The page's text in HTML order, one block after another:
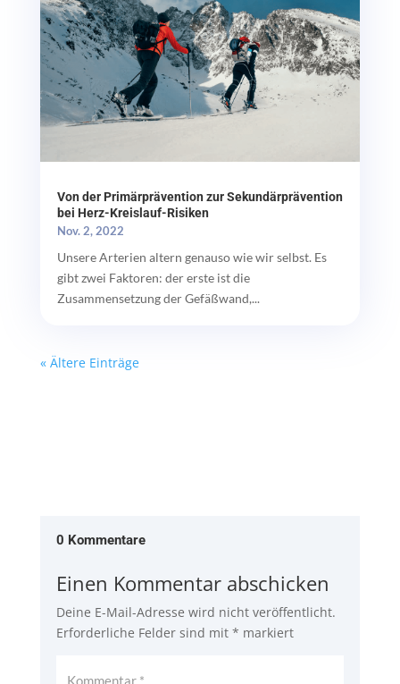
Von der Primärprävention zur Sekundärprävention
bei Herz-Kreislauf-Risiken
Nov. 2, 2022
Unsere Arterien altern genauso wie wir selbst. Es
gibt zwei Faktoren: der erste ist die
Zusammensetzung der Gefäßwand,...
« Ältere Einträge
0 Kommentare
Einen Kommentar abschicken
Deine E-Mail-Adresse wird nicht veröffentlicht.
Erforderliche Felder sind mit * markiert